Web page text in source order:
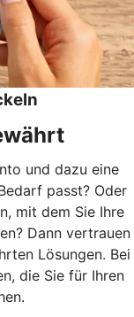
und dazu eine
passt? Oder
mit dem Sie Ihre
Dann vertrauen
Lösungen. Bei
die Sie für Ihren